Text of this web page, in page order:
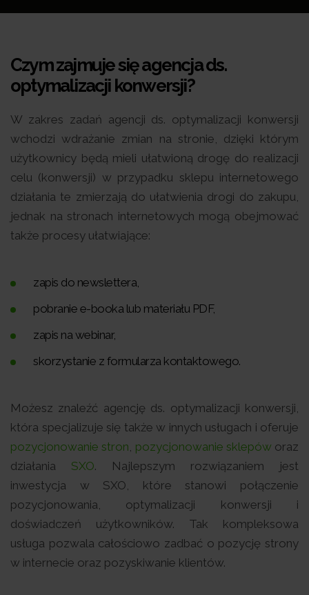
Czym zajmuje się agencja ds.
optymalizacji konwersji?
W zakres zadań agencji ds. optymalizacji konwersji
wchodzi wdrażanie zmian na stronie, dzięki którym
użytkownicy będą mieli ułatwioną drogę do realizacji
celu (konwersji) w przypadku sklepu internetowego
działania te zmierzają do ułatwienia drogi do zakupu,
jednak na stronach internetowych mogą obejmować
także procesy ułatwiające:
zapis do newslettera,
pobranie e-booka lub materiału PDF,
zapis na webinar,
skorzystanie z formularza kontaktowego.
Możesz znaleźć agencję ds. optymalizacji konwersji,
która specjalizuje się także w innych usługach i oferuje
pozycjonowanie stron pozycjonowanie sklepów oraz
działania SXO. Najlepszym rozwiązaniem jest
inwestycja w SXO, które stanowi połączenie
pozycjonowania, optymalizacji konwersji i
doświadczeń użytkowników. Tak kompleksowa
usługa pozwala całościowo zadbać o pozycję strony
w internecie oraz pozyskiwanie klientów.